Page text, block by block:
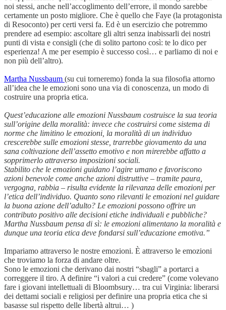
noi stessi, anche nell’accoglimento dell’errore, il mondo sarebbe
certamente un posto migliore. Che è quello che Faye (la protagonista
di Resoconto) per certi versi fa. Ed è un esercizio che potremmo
prendere ad esempio: ascoltare gli altri senza inabissarli dei nostri
punti di vista e consigli (che di solito partono così: te lo dico per
esperienza! A me per esempio è successo così… e parliamo di noi e
non più dell’altro).
Martha Nussbaum (su cui torneremo) fonda la sua filosofia attorno
all’idea che le emozioni sono una via di conoscenza, un modo di
costruire una propria etica.
Quest’educazione alle emozioni Nussbaum costruisce la sua teoria
sull’origine della moralità: invece che costruirsi come sistema di
norme che limitino le emozioni, la moralità di un individuo
crescerebbe sulle emozioni stesse, trarrebbe giovamento da una
sana coltivazione dell’assetto emotivo e non mirerebbe affatto a
sopprimerlo attraverso imposizioni sociali.
Stabilito che le emozioni guidano l’agire umano e favoriscono
azioni benevole come anche azioni distruttive – tramite paura,
vergogna, rabbia – risulta evidente la rilevanza delle emozioni per
l’etica dell’individuo. Quanto sono rilevanti le emozioni nel guidare
la buona azione dell’adulto? Le emozioni possono offrire un
contributo positivo alle decisioni etiche individuali e pubbliche?
Martha Nussbaum pensa di sì: le emozioni alimentano la moralità e
dunque una teoria etica deve fondarsi sull’educazione emotiva.”
Impariamo attraverso le nostre emozioni. È attraverso le emozioni
che troviamo la forza di andare oltre.
Sono le emozioni che derivano dai nostri “sbagli” a portarci a
correggere il tiro. A definire “i valori a cui credere” (come volevano
fare i giovani intellettuali di Bloombsury… tra cui Virginia: liberarsi
dei dettami sociali e religiosi per definire una propria etica che si
basasse sul rispetto delle libertà altrui… )